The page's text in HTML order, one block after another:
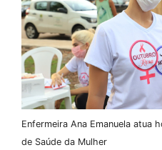
Enfermeira Ana Emanuela atua
de Saúde da Mulher